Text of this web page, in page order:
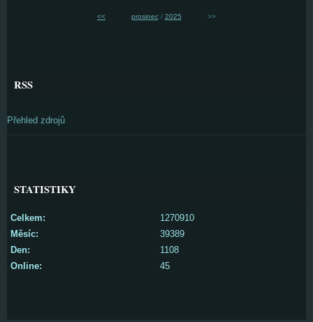
<< prosinec/ 2025 >>
RSS
Přehled zdrojů
STATISTIKY
Online: 45
Celkem:
1270910
Měsíc:
39389
Den:
1108